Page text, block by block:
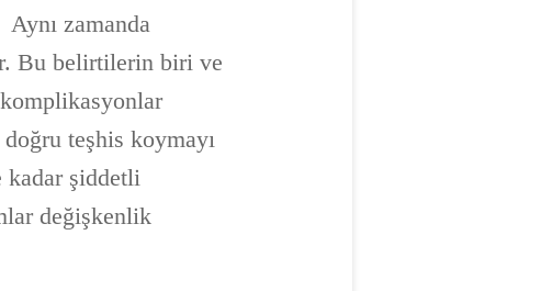
zamanda
Bu belirtilerin biri ve
komplikasyonlar
teşhis koymayı
kadar şiddetli
değişkenlik